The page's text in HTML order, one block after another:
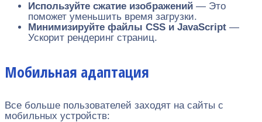
Используйте сжатие изображений — Это
поможет уменьшить время загрузки.
Минимизируйте файлы CSS и JavaScript —
Ускорит рендеринг страниц.
Мобильная адаптация
Все больше пользователей заходят на сайты с
мобильных устройств: